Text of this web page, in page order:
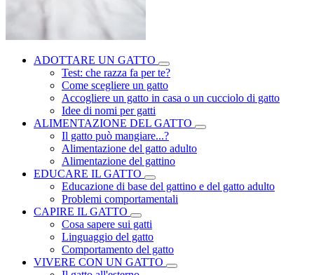
ADOTTARE UN GATTO
Test: che razza fa per te?
Come scegliere un gatto
Accogliere un gatto in casa o un cucciolo di gatto
Idee di nomi per gatti
ALIMENTAZIONE DEL GATTO
Il gatto può mangiare...?
Alimentazione del gatto adulto
Alimentazione del gattino
EDUCARE IL GATTO
Educazione di base del gattino e del gatto adulto
Problemi comportamentali
CAPIRE IL GATTO
Cosa sapere sui gatti
Linguaggio del gatto
Comportamento del gatto
VIVERE CON UN GATTO